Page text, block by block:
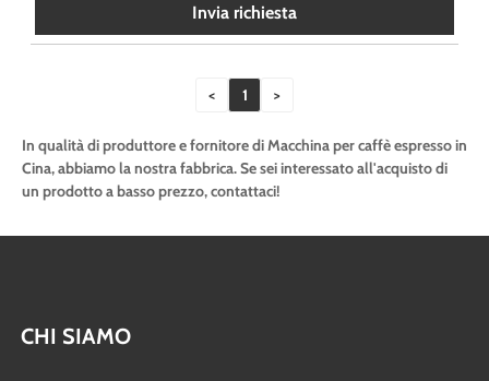
Invia richiesta
< 1 >
In qualità di produttore e fornitore di Macchina per caffè espresso in
Cina, abbiamo la nostra fabbrica. Se sei interessato all'acquisto di
un prodotto a basso prezzo, contattaci!
CHI SIAMO